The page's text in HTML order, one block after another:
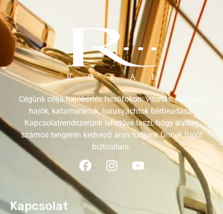
Cégünk célja hajóbérlés felsőfokon: vitorlás, motoros
hajók, katamaránok, luxusyachtok bérbeadása.
Kapcsolatrendszerünk lehetővé teszi, hogy a világ
számos tengerén kedvező áron tudjunk Önnek hajót
biztosítani.
Kapcsolat